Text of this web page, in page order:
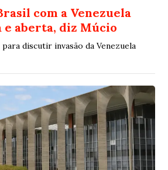
com a Venezuela
aberta, diz Múcio
discutir invasão da Venezuela